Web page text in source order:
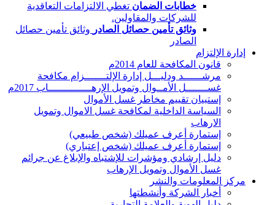
خطابات الضمان تغطي الالتزامات التعاقدية
للشركات والمقاولين.
وثائق تأمين حصائل الصادر وثائق تأمين حصائل
الصادر
إدارة الإلتزام
قانون المكافحة للعام 2014م
مرشــــــد ودليـــل إدارة الإلتـــــــزام مكافحة
غســـــــل الأمــوال وتمويل الإرهــــــــــــــاب 2017م
إستبيان تقييم مخاطر غسل الأموال
السياسة الداخلية لمكافحة غسل الاموال وتمويل
الارهاب
إستمارة أعرف عميلك (شخص طبيعي)
إستمارة أعرف عميلك (شخص إعتباري)
دليل إرشادي ومؤشرات للإشتباه والإبلاغ عن جرائم
غسل الأموال وتمويل الإرهاب
مركز المعلومات والنشر
أخبار الشركة وأنشطتها